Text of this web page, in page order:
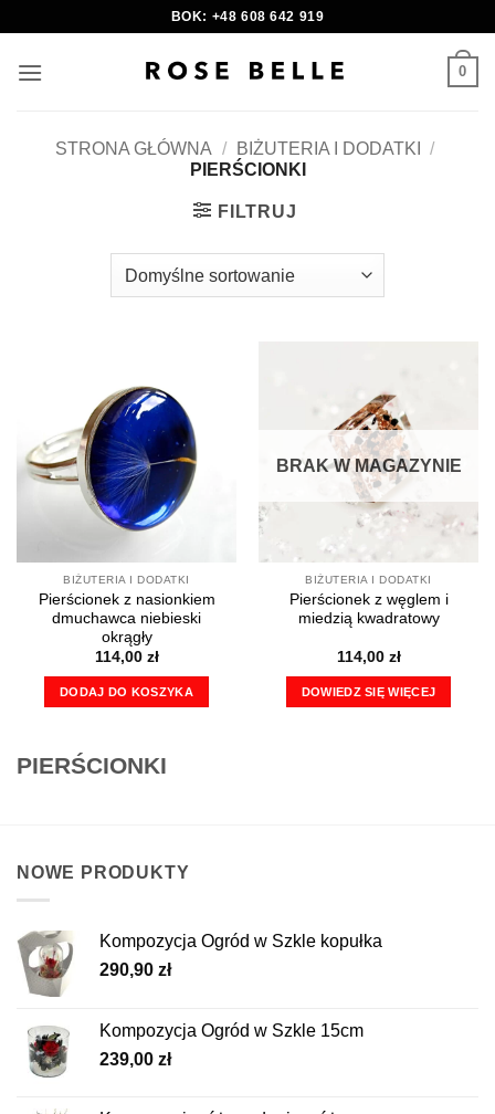
content
BOK: +48 608 642 919
0
STRONA GŁÓWNA / BIŻUTERIA I DODATKI
/
PIERŚCIONKI
FILTRUJ
BIŻUTERIA I DODATKI
Pierścionek z nasionkiem
dmuchawca niebieski
okrągły
114,00 zł
DODAJ DO KOSZYKA
BRAK W MAGAZYNIE
BIŻUTERIA I DODATKI
Pierścionek z węglem i
miedzią kwadratowy
114,00 zł
DOWIEDZ SIĘ WIĘCEJ
PIERŚCIONKI
NOWE PRODUKTY
Kompozycja Ogród w Szkle kopułka
290,90 zł
Kompozycja Ogród w Szkle 15cm
239,00 zł